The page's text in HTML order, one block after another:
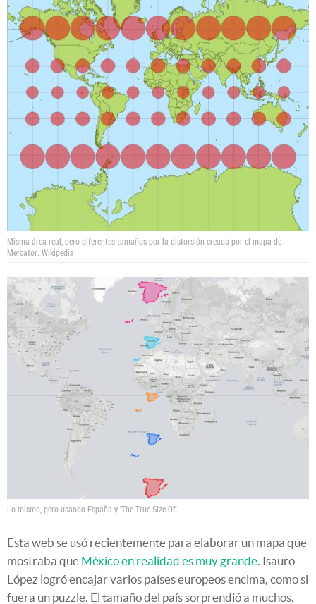
Misma área real, pero diferentes tamaños por la distorsión creada por el mapa de
Mercator. Wikipedia
Lo mismo, pero usando España y 'The True Size Of'
Esta web se usó recientemente para elaborar un mapa que
mostraba que México en realidad es muy grande. Isauro
López logró encajar varios países europeos encima, como si
fuera un puzzle. El tamaño del país sorprendió a muchos,